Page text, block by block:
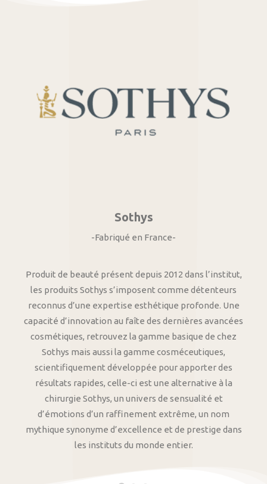
Sothys
-Fabriqué en France-
Produit de beauté présent depuis 2012 dans l’institut,
les produits Sothys s’imposent comme détenteurs
reconnus d’une expertise esthétique profonde. Une
capacité d’innovation au faîte des dernières avancées
cosmétiques, retrouvez la gamme basique de chez
Sothys mais aussi la gamme cosméceutiques,
scientifiquement développée pour apporter des
résultats rapides, celle-ci est une alternative à la
chirurgie Sothys, un univers de sensualité et
d’émotions d’un raffinement extrême, un nom
mythique synonyme d’excellence et de prestige dans
les instituts du monde entier.